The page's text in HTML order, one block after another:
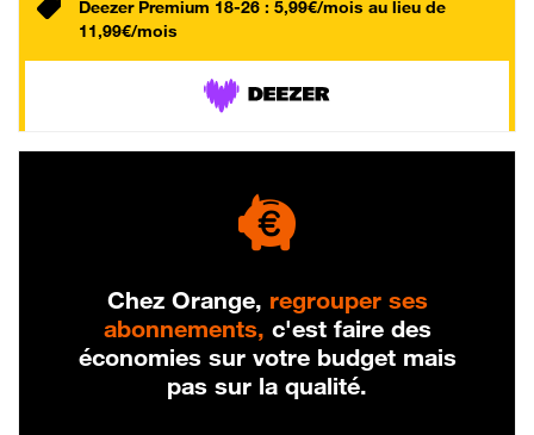
Deezer Premium 18-26 : 5,99€/mois au lieu de
11,99€/mois
Chez Orange, regrouper ses
abonnements, c'est faire des
économies sur votre budget mais
pas sur la qualité.